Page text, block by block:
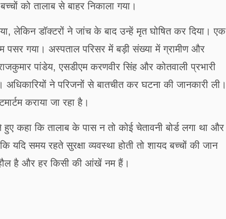
को तालाब से बाहर निकाला गया।
लेकिन डॉक्टरों ने जांच के बाद उन्हें मृत घोषित कर दिया। एक
पसर गया। अस्पताल परिसर में बड़ी संख्या में ग्रामीण और
पांडेय, एसडीएम करणवीर सिंह और कोतवाली प्रभारी
ने परिजनों से बातचीत कर घटना की जानकारी ली।
कराया जा रहा है।
हुए कहा कि तालाब के पास न तो कोई चेतावनी बोर्ड लगा था और
यदि समय रहते सुरक्षा व्यवस्था होती तो शायद बच्चों की जान
है और हर किसी की आंखें नम हैं।